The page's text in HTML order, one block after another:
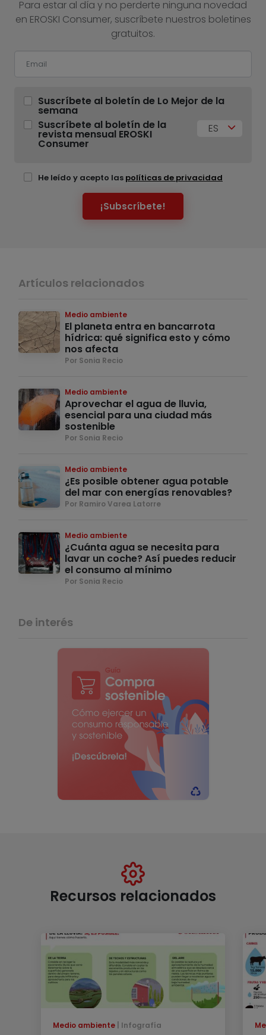
Para estar al día y no perderte ninguna novedad
en EROSKI Consumer, suscríbete nuestros boletines
gratuitos.
Suscríbete al boletín de Lo Mejor de la
semana
Suscríbete al boletín de la
revista mensual EROSKI
Consumer
ES
He leído y acepto las políticas de privacidad
¡Subscríbete!
Artículos relacionados
Medio ambiente
El planeta entra en bancarrota
hídrica: qué significa esto y cómo
nos afecta
Por Sonia Recio
Medio ambiente
Aprovechar el agua de lluvia,
esencial para una ciudad más
sostenible
Por Sonia Recio
Medio ambiente
¿Es posible obtener agua potable
del mar con energías renovables?
Por Ramiro Varea Latorre
Medio ambiente
¿Cuánta agua se necesita para
lavar un coche? Así puedes reducir
el consumo al mínimo
Por Sonia Recio
De interés
Recursos relacionados
Medio ambiente Infografía